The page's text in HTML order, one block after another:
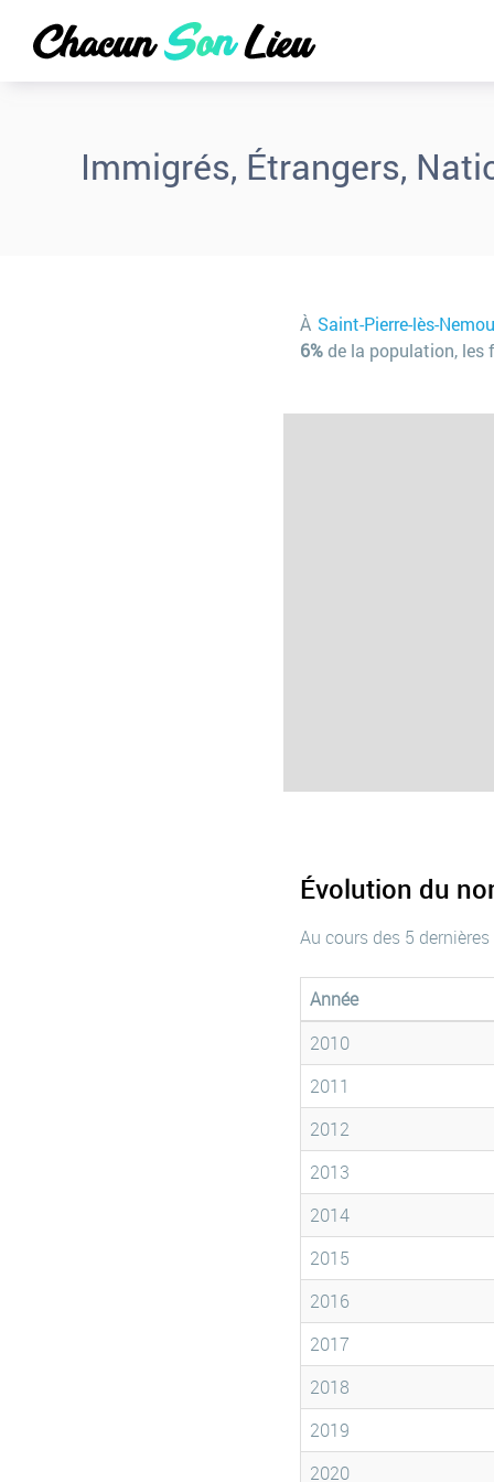
Immigrés, Étrangers,
À Saint-Pierre-lès-
6%de la population, les
Évolution du
Au cours des 5
Année
2010
2011
2012
2013
2014
2015
2016
2017
2018
2019
2020